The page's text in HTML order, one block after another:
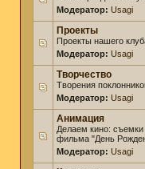
Модератор: Usagi
Проекты
Проекты нашего
Модератор: Usagi
Творчество
Творения
Модератор: Usagi
Анимация
Делаем кино:
фильма "День
Модератор: Usagi